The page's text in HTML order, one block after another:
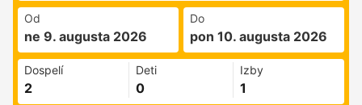
Od
ne 9. augusta 2026
Do
pon 10. augusta 2026
Dospelí Deti Izby